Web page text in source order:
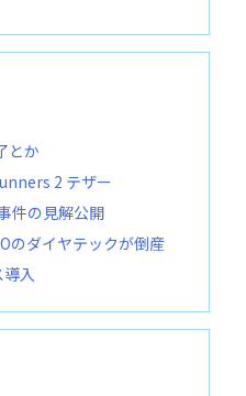
とか
2 テザー
件の見解公開
のダイヤテックが倒産
入